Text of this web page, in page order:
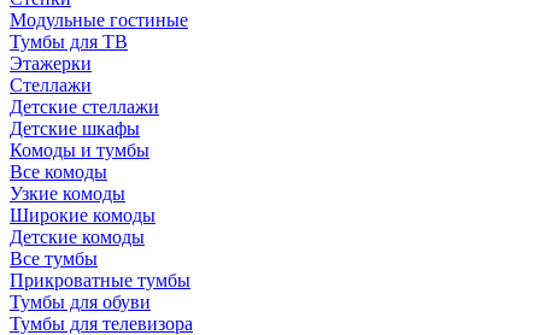
Модульные гостиные
Тумбы для ТВ
Этажерки
Стеллажи
Детские стеллажи
Детские шкафы
Комоды и тумбы
Все комоды
Узкие комоды
Широкие комоды
Детские комоды
Все тумбы
Прикроватные тумбы
Тумбы для обуви
Тумбы для телевизора